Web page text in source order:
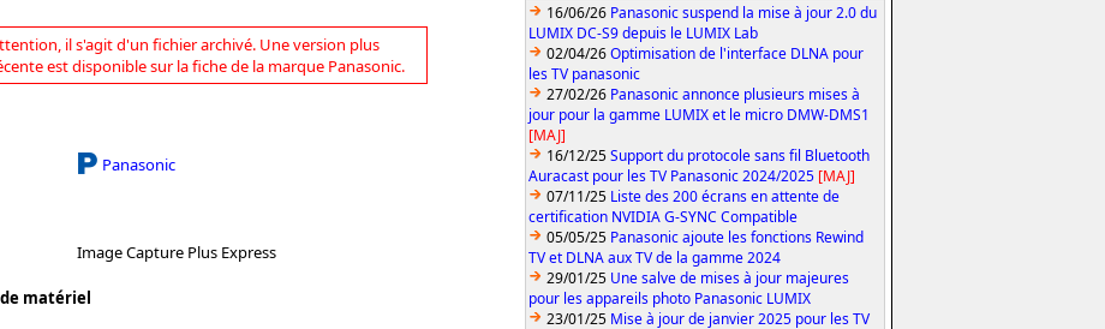
il s'agit d'un fichier archivé. Une version plus
est disponible sur la fiche de la marque Panasonic.
Panasonic
Image Capture Plus Express
matériel
16/06/26 Panasonic suspend la mise à jour 2.0 du
LUMIX DC-S9 depuis le LUMIX Lab
02/04/26Optimisation de l'interface DLNA pour
les TV panasonic
27/02/26 Panasonic annonce plusieurs mises à
jour pour la gamme LUMIX et le micro DMW-DMS1
[MAJ]
16/12/25Support du protocole sans fil Bluetooth
Auracast pour les TV Panasonic 2024/2025 [MAJ]
07/11/25 Liste des 200 écrans en attente de
certification NVIDIA G-SYNC Compatible
05/05/25 Panasonic ajoute les fonctions Rewind
TV et DLNA aux TV de la gamme 2024
29/01/25 Une salve de mises à jour majeures
pour les appareils photo Panasonic LUMIX
23/01/25 Mise à jour de janvier 2025 pour les TV